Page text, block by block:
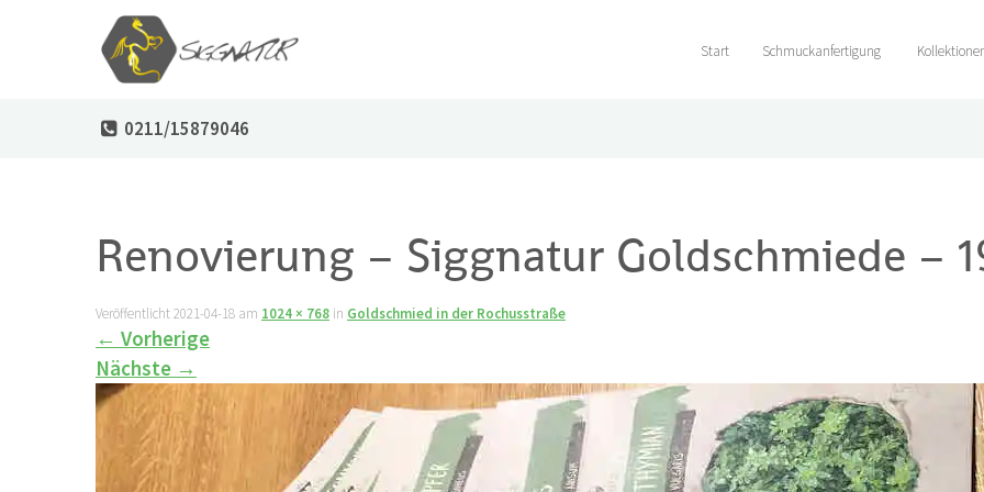
Start Schmuckanfertigung
0211/15879046
Renovierung – Siggnatur Goldschmiede –
Veröffentlicht2021-04-18 am 1024 × 768 in Goldschmied in der Rochusstraße
← Vorherige
Nächste →